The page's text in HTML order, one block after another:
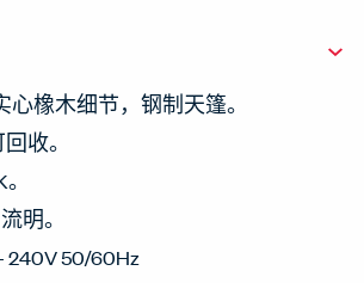
心橡木细节，钢制天篷。
收。
明。
240V 50/60Hz